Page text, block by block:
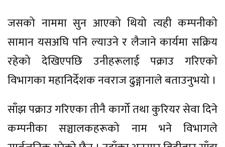
जसको नाममा सुन आएको थियो त्यही कम्पनीको
सामान यसअघि पनि ल्याउने र लैजाने कार्यमा सक्रिय
रहेको देखिएपछि उनीहरूलाई पक्राउ गरिएको
विभागका महानिर्देशक नवराज ढुङ्गानाले बताउनुभयो ।
साँझ पक्राउ गरिएका तीनै कार्गो तथा कुरियर सेवा दिने
कम्पनीका सञ्चालकहरूको नाम भने विभागले